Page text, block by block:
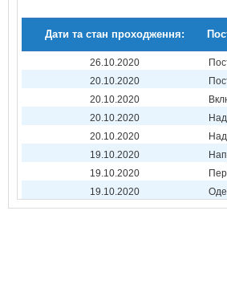
Дати та стан проходження:
26.10.2020
20.10.2020
20.10.2020
20.10.2020
20.10.2020
19.10.2020
19.10.2020
19.10.2020